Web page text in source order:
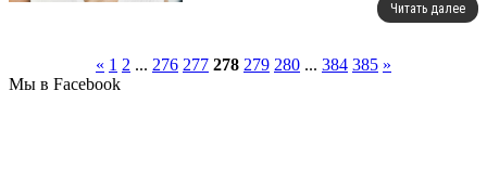
Читать далее
« 1 2 ... 276 277 278 279 280 ... 384 385 »
Мы в Facebook